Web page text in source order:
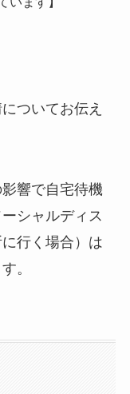
ついてお伝え
響で自宅待機
シャルディス
行く場合）は
。